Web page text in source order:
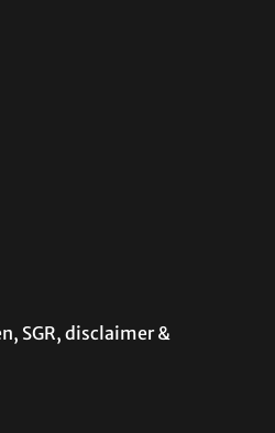
SGR, disclaimer &